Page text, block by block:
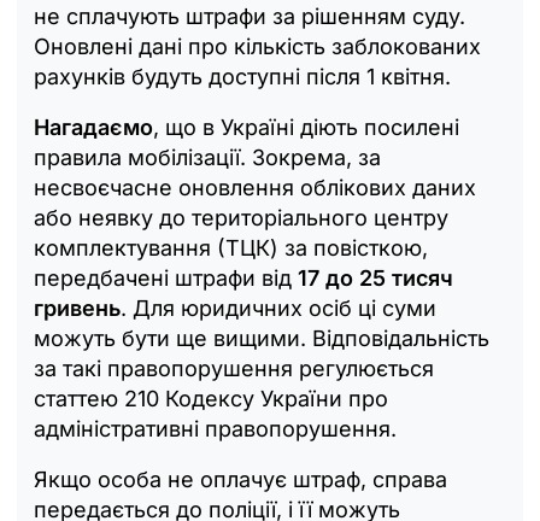
не сплачують штрафи за рішенням суду.
Оновлені дані про кількість заблокованих
рахунків будуть доступні після 1 квітня.
Нагадаємо, що в Україні діють посилені
правила мобілізації. Зокрема, за
несвоєчасне оновлення облікових даних
або неявку до територіального центру
комплектування (ТЦК) за повісткою,
передбачені штрафи від 17 до 25 тисяч
гривень. Для юридичних осіб ці суми
можуть бути ще вищими. Відповідальність
за такі правопорушення регулюється
статтею 210 Кодексу України про
адміністративні правопорушення.
Якщо особа не оплачує штраф, справа
передається до поліції, і її можуть